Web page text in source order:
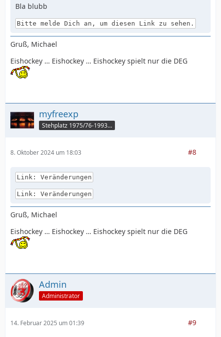
Bla blubb
Bitte melde Dich an, um diesen Link zu sehen.
Gruß, Michael
Eishockey … Eishockey … Eishockey spielt nur die DEG
myfreexp
Stehplatz 1975/76-1993/94
8. Oktober 2024 um 18:03 #8
Link: Veränderungen
Link: Veränderungen
Gruß, Michael
Eishockey … Eishockey … Eishockey spielt nur die DEG
Admin
Administrator
14. Februar 2025 um 01:39 #9